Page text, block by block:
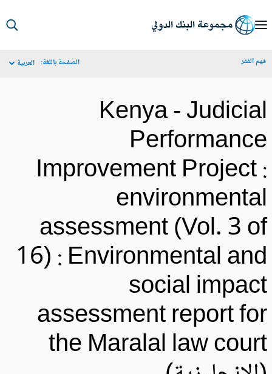
الفقر الصفحة باللغة: العربية
Kenya -
Improvement
assessment (Vol. 3
16) : Environmental
social
assessment report
the Maralal law